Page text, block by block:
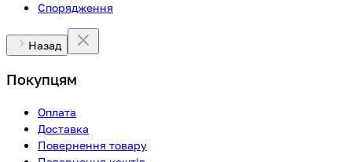
Спорядження
Назад
Покупцям
Оплата
Доставка
Повернення товару